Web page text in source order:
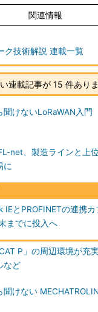
関連情報
ク技術解説 連載一覧
連載記事が 15 件あり
聞けないLoRaWAN入門
net、製造ラインと上
に
IEとPROFINETの連携カ
までに投入へ
P」の周辺環境が充
など
聞けない